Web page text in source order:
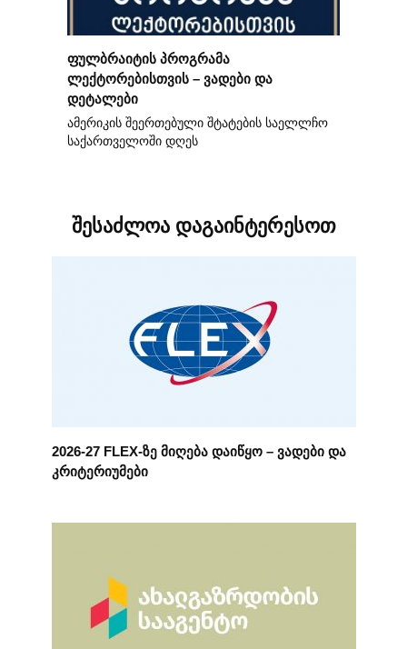
ფულბრაიტის პროგრამა
ლექტორებისთვის – ვადები და
დეტალები
ამერიკის შეერთებული შტატების საელლჩო
საქართველოში დღეს
შესაძლოა დაგაინტერესოთ
2026-27 FLEX-ზე მიღება დაიწყო – ვადები და
კრიტერიუმები